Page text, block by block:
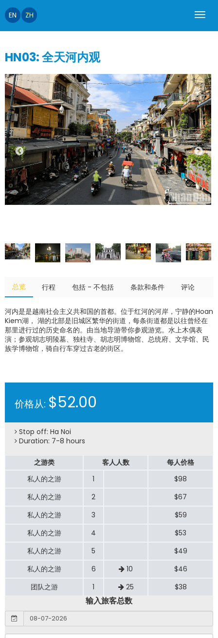
EN ZH
HN03: 全天河内观
总览 行程 包括 - 不包括 条款和条件 评论
河内是是越南社会主义共和国的首都。位于红河的河岸，宁静的Hoan
Kiem湖， 湖的北部是旧城区繁华的街道，每条街道都是以往曾经在
那里进行过的历史命名的。由当地导游带你参观游览。水上木偶表
演；参观胡志明陵墓、独柱寺、胡志明博物馆、总统府、文学馆、民
族学博物馆，骑自行车穿过古老的街区。
价格从: $52.00
Stop off: Ha Noi
Duration: 7-8 hours
之游类 客人人数
每人价格
私人的之游
1
$98
私人的之游
2
$67
私人的之游
3
$59
私人的之游
4
$53
私人的之游
5
$49
私人的之游
6 10
$46
团队之游
1 25 $38
输入旅客总数